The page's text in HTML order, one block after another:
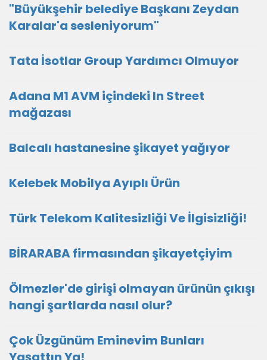
"Büyükşehir belediye Başkanı Zeydan
Karalar'a sesleniyorum"
Tata İsotlar Group Yardımcı Olmuyor
Adana M1 AVM içindeki In Street
mağazası
Balcalı hastanesine şikayet yağıyor
Kelebek Mobilya Ayıplı Ürün
Türk Telekom Kalitesizliği Ve İlgisizliği!
BİRARABA firmasından şikayetçiyim
Ölmezler'de girişi olmayan ürünün çıkışı
hangi şartlarda nasıl olur?
Çok Üzgünüm Eminevim Bunları